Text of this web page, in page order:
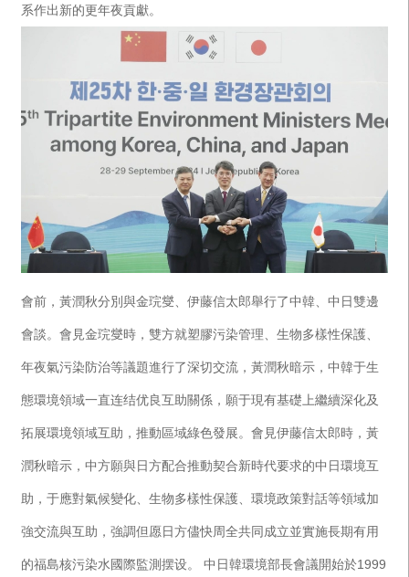
系作出新的更年夜貢獻。
會前，黃潤秋分別與金琓燮、伊藤信太郎舉行了中韓、中日雙邊
會談。會見金琓燮時，雙方就塑膠污染管理、生物多樣性保護、
年夜氣污染防治等議題進行了深切交流，黃潤秋暗示，中韓于生
態環境領域一直连结优良互助關係，願于現有基礎上繼續深化及
拓展環境領域互助，推動區域綠色發展。會見伊藤信太郎時，黃
潤秋暗示，中方願與日方配合推動契合新時代要求的中日環境互
助，于應對氣候變化、生物多樣性保護、環境政策對話等領域加
強交流與互助，強調但愿日方儘快周全共同成立並實施長期有用
的福島核污染水國際監測摆设。 中日韓環境部長會議開始於1999